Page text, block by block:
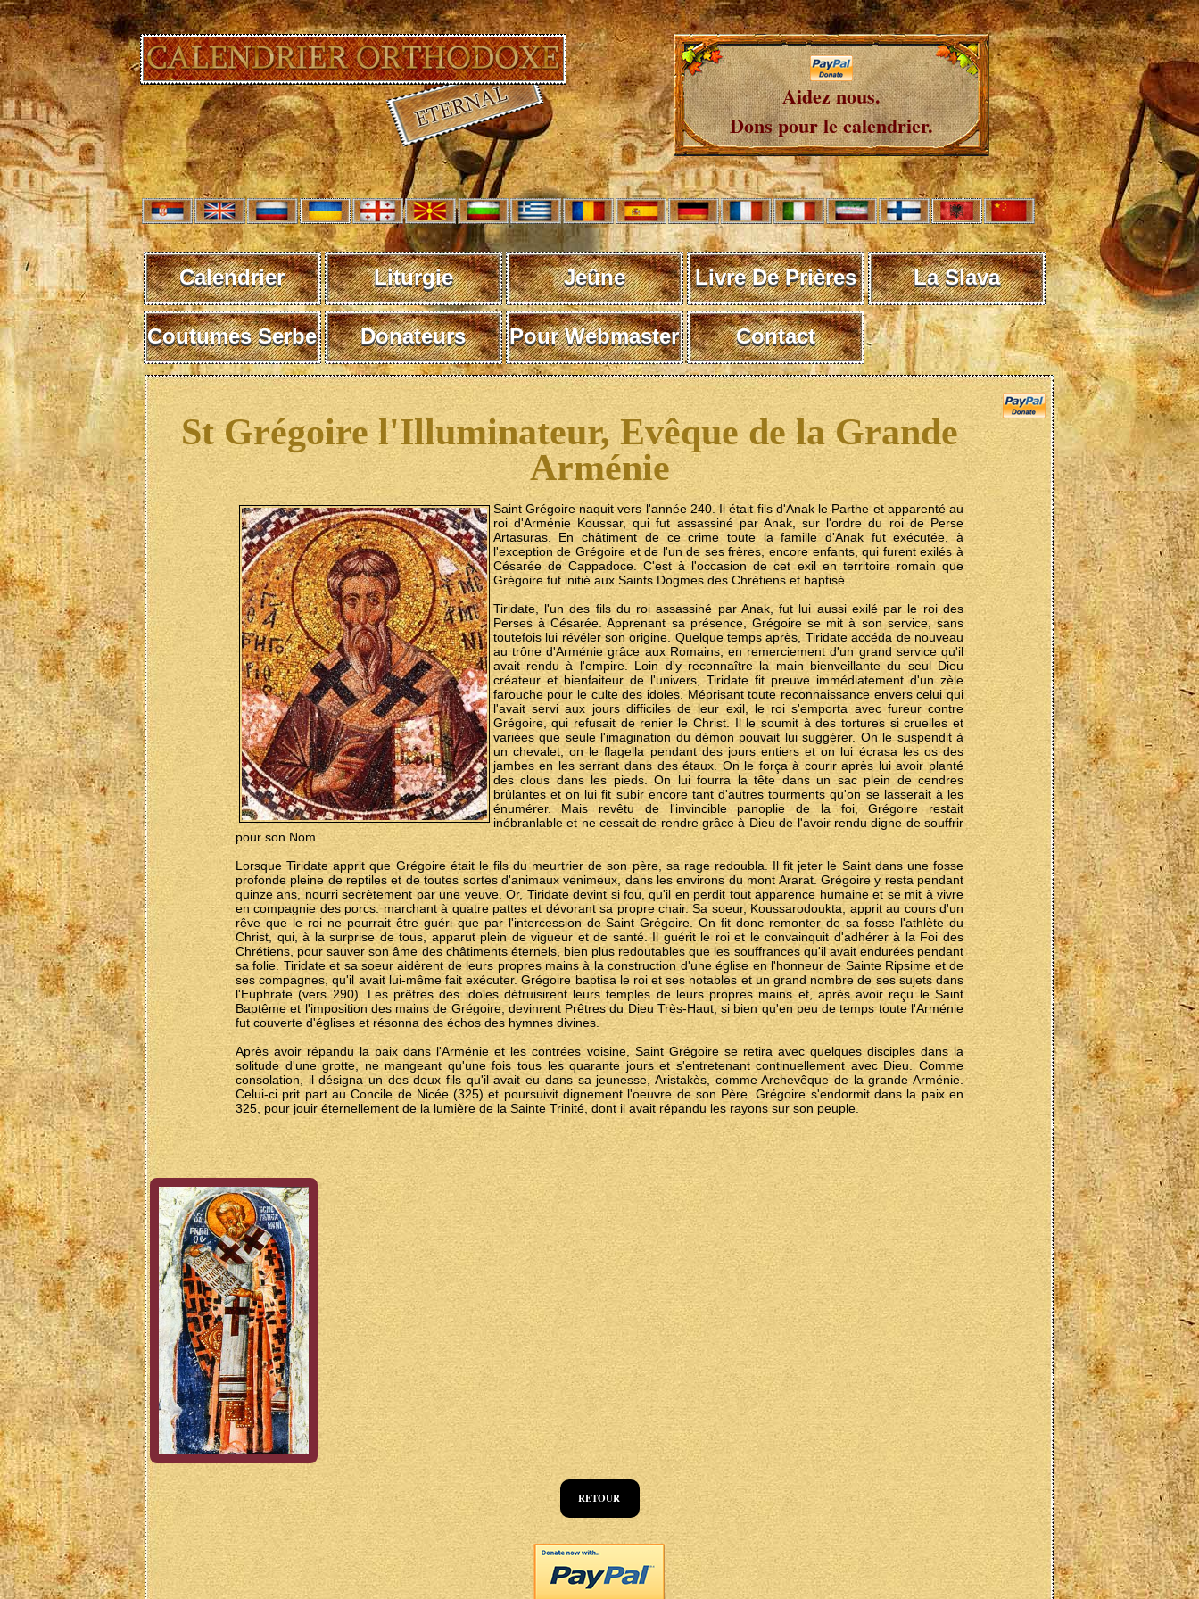
Aidez nous.
Dons pour le calendrier.
Calendrier Liturgie Jeûne Livre De Prières La Slava
Coutumes Serbe Donateurs Pour Webmaster Contact
St Grégoire l'Illuminateur, Evêque de la Grande
Arménie
Saint Grégoire naquit vers l'année 240. Il était fils d'Anak le Parthe et apparenté au
roi d'Arménie Koussar, qui fut assassiné par Anak, sur l'ordre du roi de Perse
Artasuras. En châtiment de ce crime toute la famille d'Anak fut exécutée, à
l'exception de Grégoire et de l'un de ses frères, encore enfants, qui furent exilés à
Césarée de Cappadoce. C'est à l'occasion de cet exil en territoire romain que
Grégoire fut initié aux Saints Dogmes des Chrétiens et baptisé.
Tiridate, l'un des fils du roi assassiné par Anak, fut lui aussi exilé par le roi des
Perses à Césarée. Apprenant sa présence, Grégoire se mit à son service, sans
toutefois lui révéler son origine. Quelque temps après, Tiridate accéda de nouveau
au trône d'Arménie grâce aux Romains, en remerciement d'un grand service qu'il
avait rendu à l'empire. Loin d'y reconnaître la main bienveillante du seul Dieu
créateur et bienfaiteur de l'univers, Tiridate fit preuve immédiatement d'un zèle
farouche pour le culte des idoles. Méprisant toute reconnaissance envers celui qui
l'avait servi aux jours difficiles de leur exil, le roi s'emporta avec fureur contre
Grégoire, qui refusait de renier le Christ. Il le soumit à des tortures si cruelles et
variées que seule l'imagination du démon pouvait lui suggérer. On le suspendit à
un chevalet, on le flagella pendant des jours entiers et on lui écrasa les os des
jambes en les serrant dans des étaux. On le força à courir après lui avoir planté
des clous dans les pieds. On lui fourra la tête dans un sac plein de cendres
brûlantes et on lui fit subir encore tant d'autres tourments qu'on se lasserait à les
énumérer. Mais revêtu de l'invincible panoplie de la foi, Grégoire restait
inébranlable et ne cessait de rendre grâce à Dieu de l'avoir rendu digne de souffrir
pour son Nom.
Lorsque Tiridate apprit que Grégoire était le fils du meurtrier de son père, sa rage redoubla. Il fit jeter le Saint dans une fosse
profonde pleine de reptiles et de toutes sortes d'animaux venimeux, dans les environs du mont Ararat. Grégoire y resta pendant
quinze ans, nourri secrètement par une veuve. Or, Tiridate devint si fou, qu'il en perdit tout apparence humaine et se mit à vivre
en compagnie des porcs: marchant à quatre pattes et dévorant sa propre chair. Sa soeur, Koussarodoukta, apprit au cours d'un
rêve que le roi ne pourrait être guéri que par l'intercession de Saint Grégoire. On fit donc remonter de sa fosse l'athlète du
Christ, qui, à la surprise de tous, apparut plein de vigueur et de santé. Il guérit le roi et le convainquit d'adhérer à la Foi des
Chrétiens, pour sauver son âme des châtiments éternels, bien plus redoutables que les souffrances qu'il avait endurées pendant
sa folie. Tiridate et sa soeur aidèrent de leurs propres mains à la construction d'une église en l'honneur de Sainte Ripsime et de
ses compagnes, qu'il avait lui-même fait exécuter. Grégoire baptisa le roi et ses notables et un grand nombre de ses sujets dans
l'Euphrate (vers 290). Les prêtres des idoles détruisirent leurs temples de leurs propres mains et, après avoir reçu le Saint
Baptême et l'imposition des mains de Grégoire, devinrent Prêtres du Dieu Très-Haut, si bien qu'en peu de temps toute l'Arménie
fut couverte d'églises et résonna des échos des hymnes divines.
Après avoir répandu la paix dans l'Arménie et les contrées voisine, Saint Grégoire se retira avec quelques disciples dans la
solitude d'une grotte, ne mangeant qu'une fois tous les quarante jours et s'entretenant continuellement avec Dieu. Comme
consolation, il désigna un des deux fils qu'il avait eu dans sa jeunesse, Aristakès, comme Archevêque de la grande Arménie.
Celui-ci prit part au Concile de Nicée (325) et poursuivit dignement l'oeuvre de son Père. Grégoire s'endormit dans la paix en
325, pour jouir éternellement de la lumière de la Sainte Trinité, dont il avait répandu les rayons sur son peuple.
RETOUR